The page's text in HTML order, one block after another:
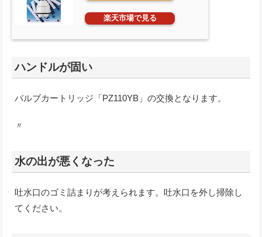
楽天市場で見る
ハンドルが固い
バルブカートリッジ「PZ110YB」の交換となります。
〃
水の出が悪くなった
吐水口のゴミ詰まりが考えられます。吐水口を外し掃除し
てください。